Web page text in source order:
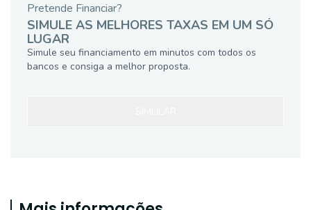
Pretende Financiar?
SIMULE AS MELHORES TAXAS EM UM SÓ
LUGAR
Simule seu financiamento em minutos com todos os
bancos e consiga a melhor proposta.